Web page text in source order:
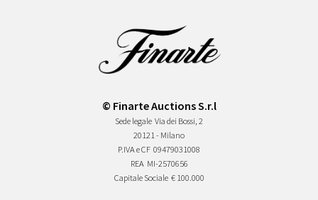
© Finarte Auctions S.r.l
Sede legale Via dei Bossi, 2
20121 - Milano
P.IVA e CF 09479031008
REA MI-2570656
Capitale Sociale € 100.000